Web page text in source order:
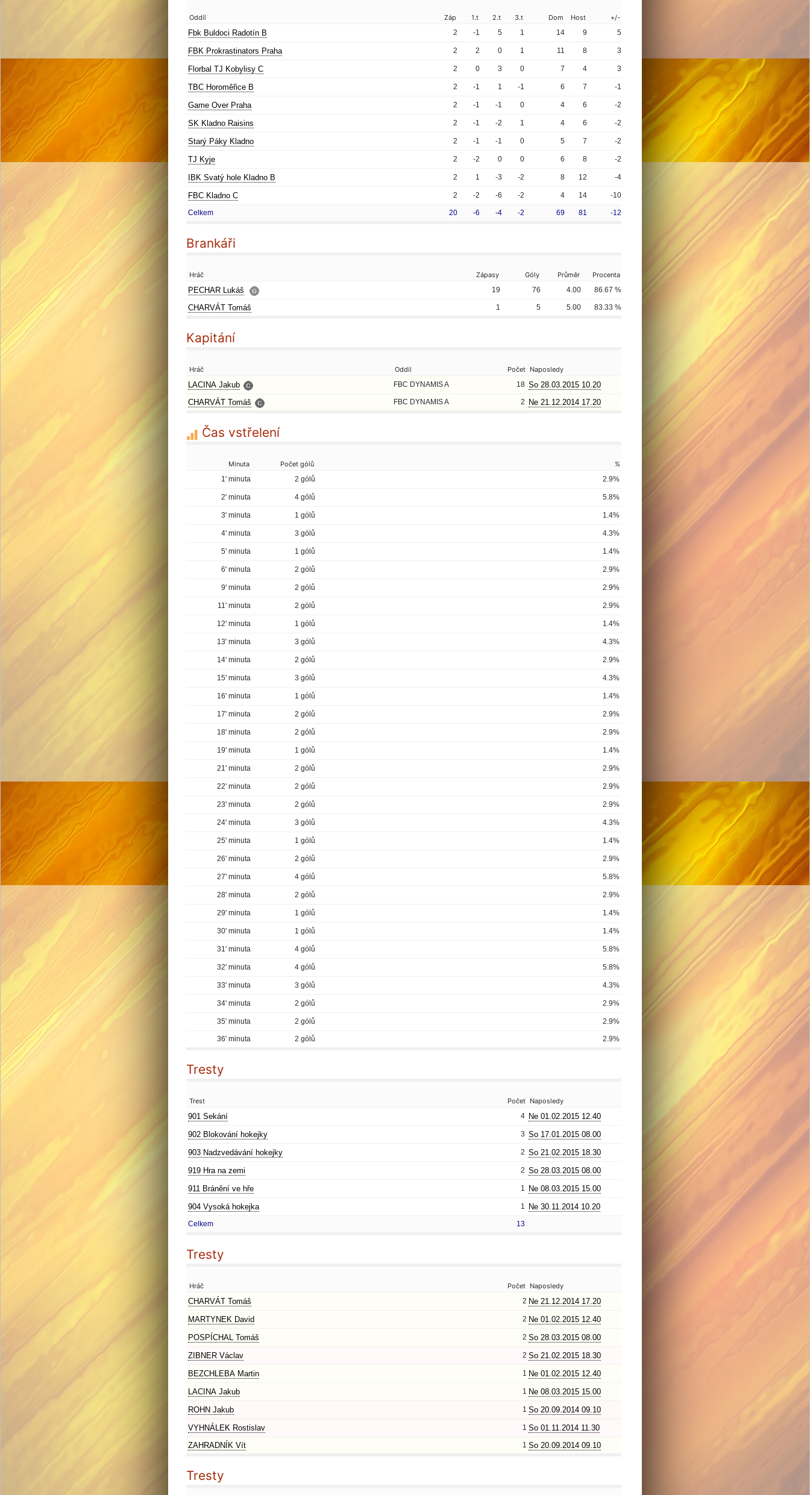
Oddíl Záp 1.t 2.t 3.t Dom Host +/-
Fbk Buldoci Radotín B 2 -1 5 1 14 9 5
FBK Prokrastinators Praha 2 2 0 1 11 8 3
Florbal TJ Kobylisy C 2 0 3 0 7 4 3
TBC Horoměřice B 2 -1 1 -1 6 7 -1
Game Over Praha 2 -1 -1 0 4 6 -2
SK Kladno Raisins 2 -1 -2 1 4 6 -2
Starý Páky Kladno 2 -1 -1 0 5 7 -2
TJ Kyje 2 -2 0 0 6 8 -2
IBK Svatý hole Kladno B 2 1 -3 -2 8 12 -4
FBC Kladno C 2 -2 -6 -2 4 14 -10
Celkem 20 -6 -4 -2 69 81 -12
Brankáři
Hráč Zápasy Góly Průměr Procenta
PECHAR Lukáš 19 76 4.00 86.67 %
CHARVÁT Tomáš 1 5 5.00 83.33 %
Kapitání
Hráč Oddil Počet Naposledy
LACINA Jakub FBC DYNAMIS A 18 So 28.03.2015 10.20
CHARVÁT Tomáš
FBC DYNAMIS A 2 Ne 21.12.2014 17.20
Čas vstřelení
Minuta Počet gólů
%
1' minuta
2 gólů 2.9%
2' minuta 4 gólů 5.8%
3' minuta 1 gólů 1.4%
4' minuta 3 gólů 4.3%
5' minuta 1 gólů 1.4%
6' minuta 2 gólů 2.9%
9' minuta 2 gólů 2.9%
11' minuta 2 gólů 2.9%
12' minuta 1 gólů 1.4%
13' minuta 3 gólů 4.3%
14' minuta 2 gólů 2.9%
15' minuta 3 gólů 4.3%
16' minuta 1 gólů 1.4%
17' minuta 2 gólů 2.9%
18' minuta 2 gólů 2.9%
19' minuta 1 gólů 1.4%
21' minuta 2 gólů 2.9%
22' minuta 2 gólů 2.9%
23' minuta 2 gólů 2.9%
24' minuta 3 gólů 4.3%
25' minuta 1 gólů 1.4%
26' minuta 2 gólů 2.9%
27' minuta 4 gólů 5.8%
28' minuta 2 gólů 2.9%
29' minuta 1 gólů 1.4%
30' minuta 1 gólů 1.4%
31' minuta 4 gólů 5.8%
32' minuta 4 gólů 5.8%
33' minuta 3 gólů 4.3%
34' minuta 2 gólů 2.9%
35' minuta 2 gólů 2.9%
36' minuta 2 gólů 2.9%
Tresty
Trest Počet Naposledy
901 Sekání 4 Ne 01.02.2015 12.40
902 Blokování hokejky
3 So 17.01.2015 08.00
903 Nadzvedávání hokejky
2 So 21.02.2015 18.30
919 Hra na zemi
2 So 28.03.2015 08.00
911 Bránění ve hře
1
Ne 08.03.2015 15.00
904 Vysoká hokejka
1 Ne 30.11.2014 10.20
Celkem 13
Tresty
Hráč Počet Naposledy
CHARVÁT Tomáš 2 Ne 21.12.2014 17.20
MARTYNEK David
2 Ne 01.02.2015 12.40
POSPÍCHAL Tomáš
2 So 28.03.2015 08.00
ZIBNER Václav
2 So 21.02.2015 18.30
BEZCHLEBA Martin
1 Ne 01.02.2015 12.40
LACINA Jakub
1 Ne 08.03.2015 15.00
ROHN Jakub
1 So 20.09.2014 09.10
VYHNÁLEK Rostislav
1 So 01.11.2014 11.30
ZAHRADNÍK Vít
1 So 20.09.2014 09.10
Tresty